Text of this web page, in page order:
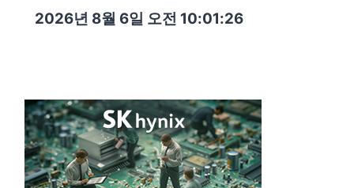
2026년 8월 6일 오전 10:01:27